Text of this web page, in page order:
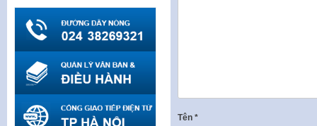
Tên *